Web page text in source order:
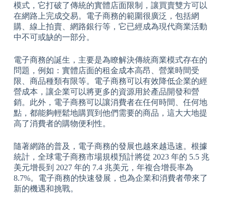
模式，它打破了傳統的實體店面限制，讓買賣雙方可以
在網路上完成交易。電子商務的範圍很廣泛，包括網
購、線上拍賣、網路銀行等，它已經成為現代商業活動
中不可或缺的一部分。
電子商務的誕生，主要是為瞭解決傳統商業模式存在的
問題，例如：實體店面的租金成本高昂、營業時間受
限、商品種類有限等。電子商務可以有效降低企業的經
營成本，讓企業可以將更多的資源用於產品開發和營
銷。此外，電子商務可以讓消費者在任何時間、任何地
點，都能夠輕鬆地購買到他們需要的商品，這大大地提
高了消費者的購物便利性。
隨著網路的普及，電子商務的發展也越來越迅速。根據
統計，全球電子商務市場規模預計將從 2023 年的 5.5 兆
美元增長到 2027 年的 7.4 兆美元，年複合增長率為
8.7%。電子商務的快速發展，也為企業和消費者帶來了
新的機遇和挑戰。